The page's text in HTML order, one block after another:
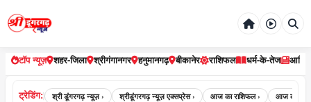
टॉप न्यूज़ शहर-जिला श्रीगंगानगर हनुमानगढ़ बीकानेर राशिफल धर्म-के-तेज
ट्रेडिंग:
न्यूज़ › श्री डूंगरगढ़ न्यूज़ › श्रीडूंगरगढ़ न्यूज़ एक्सप्रेस › आज का राशिफल › आज का पंचांग ›